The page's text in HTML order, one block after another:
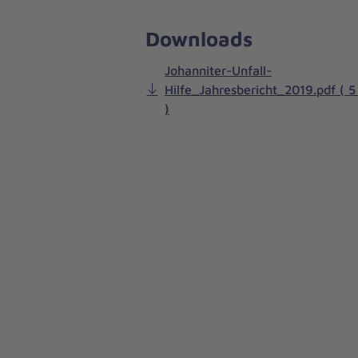
Downloads
Johanniter-Unfall-
Hilfe_Jahresbericht_2019.pdf ( 5
)